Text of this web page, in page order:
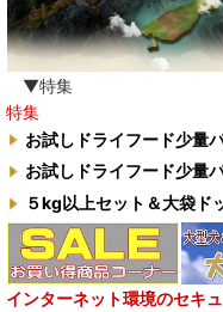
▼特集
特集
お試しドライフード少量
お試しドライフード少量
５kg以上セット＆大袋ド
インターネット環境のセキ